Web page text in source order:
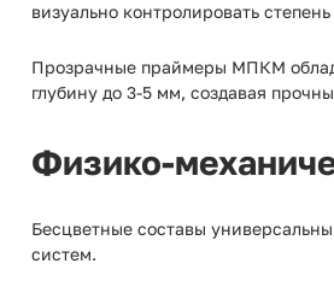
визуально контролировать
Прозрачные праймеры МПКМ
глубину до 3-5 мм, создавая
Физико-
Бесцветные составы
систем.